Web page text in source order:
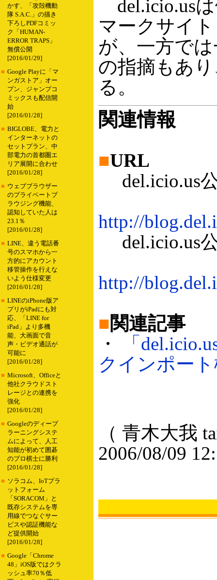
かす、「攻殻機動
隊 S.A.C.」の描き
下ろしPDFコミッ
ク「HUMAN-
ERROR TRAPS」
無償公開
[2016/01/29]
■ Google Playに「マ
ンガストア」オー
プン、ジャンプコ
ミックスも配信開
始
[2016/01/28]
■ BIGLOBE、電力と
インターネットの
セットプラン、中
部電力の首都圏エ
リア展開に合わせ
[2016/01/28]
■ ウェブブラウザー
のプライベートブ
ラウジング機能、
認知していた人は
23.1％
[2016/01/28]
■ LINE、違う電話番
号のスマホから一
方的にアカウント
移管操作を行えな
いよう仕様変更
[2016/01/28]
■ LINEのiPhone版ア
プリがiPadにも対
応、「LINE for
iPad」より多機
能、大画面で音
声・ビデオ通話が
可能に
[2016/01/28]
■ Microsoft、Officeと
他社クラウドスト
レージとの連携を
強化
[2016/01/28]
■ Googleのディープ
ラーニングシステ
ムによって、人工
知能が初めて囲碁
のプロ棋士に勝利
[2016/01/28]
■ ソラコム、IoTプラ
ットフォーム
「SORACOM」と
既存システムを専
用線でつなぐサー
ビスや認証機能な
ど提供開始
[2016/01/28]
■ Google「Chrome
48」iOS版ではクラ
ッシュ率70％低
del.icio.us
マークサイ
が、一方で
の指摘もあ
る。
関連情報
■URL
del.icio.us
http://
del.icio.us
http://
■関連記事
・
「
クインポー
（ 青木大我
2006/08/09